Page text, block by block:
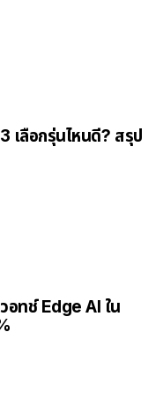
เลือกรุ่นไหนดี? สรุป
ทช์ Edge AI ใน